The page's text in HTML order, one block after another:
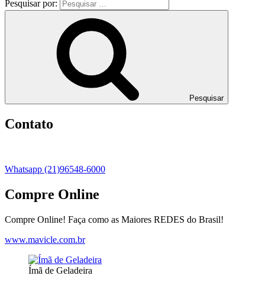
Pesquisar por:
Pesquisar
Contato
Whatsapp (21)96548-6000
Compre Online
Compre Online! Faça como as Maiores REDES do Brasil!
www.mavicle.com.br
Ímã de Geladeira